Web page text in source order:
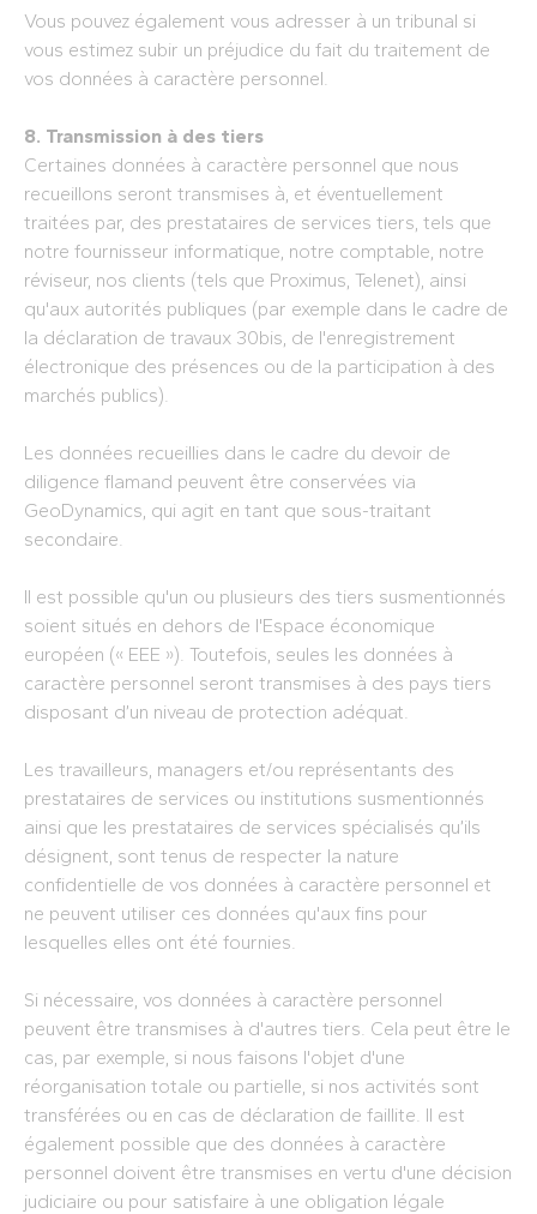
Vous pouvez également vous adresser à un tribunal si
vous estimez subir un préjudice du fait du traitement de
vos données à caractère personnel.
8. Transmission à des tiers
Certaines données à caractère personnel que nous
recueillons seront transmises à, et éventuellement
traitées par, des prestataires de services tiers, tels que
notre fournisseur informatique, notre comptable, notre
réviseur, nos clients (tels que Proximus, Telenet), ainsi
qu'aux autorités publiques (par exemple dans le cadre de
la déclaration de travaux 30bis, de l'enregistrement
électronique des présences ou de la participation à des
marchés publics).
Les données recueillies dans le cadre du devoir de
diligence flamand peuvent être conservées via
GeoDynamics, qui agit en tant que sous-traitant
secondaire.
Il est possible qu'un ou plusieurs des tiers susmentionnés
soient situés en dehors de l'Espace économique
européen (« EEE »). Toutefois, seules les données à
caractère personnel seront transmises à des pays tiers
disposant d’un niveau de protection adéquat.
Les travailleurs, managers et/ou représentants des
prestataires de services ou institutions susmentionnés
ainsi que les prestataires de services spécialisés qu’ils
désignent, sont tenus de respecter la nature
confidentielle de vos données à caractère personnel et
ne peuvent utiliser ces données qu'aux fins pour
lesquelles elles ont été fournies.
Si nécessaire, vos données à caractère personnel
peuvent être transmises à d'autres tiers. Cela peut être le
cas, par exemple, si nous faisons l'objet d'une
réorganisation totale ou partielle, si nos activités sont
transférées ou en cas de déclaration de faillite. Il est
également possible que des données à caractère
personnel doivent être transmises en vertu d'une décision
judiciaire ou pour satisfaire à une obligation légale